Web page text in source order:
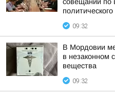
09:32
В Мордовии
в незаконном
вещества
09:32